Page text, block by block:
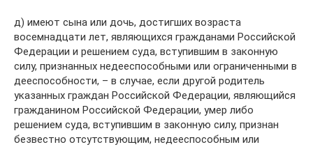
д) имеют сына или дочь, достигших возраста
восемнадцати лет, являющихся гражданами Российской
Федерации и решением суда, вступившим в законную
силу, признанных недееспособными или ограниченными в
дееспособности, – в случае, если другой родитель
указанных граждан Российской Федерации, являющийся
гражданином Российской Федерации, умер либо
решением суда, вступившим в законную силу, признан
безвестно отсутствующим, недееспособным или